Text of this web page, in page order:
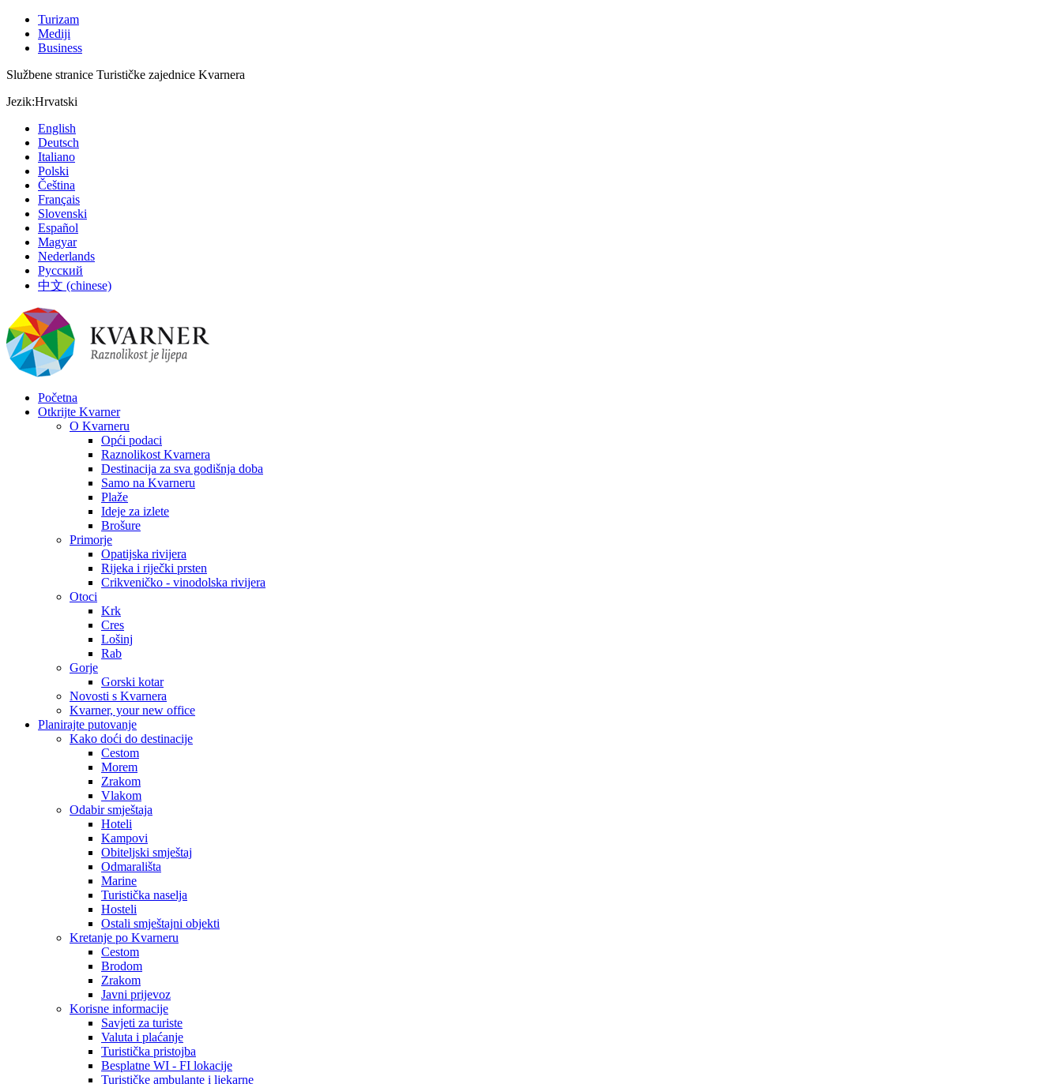
Turizam
Mediji
Business
Službene stranice Turističke zajednice Kvarnera
Jezik:Hrvatski
English
Deutsch
Italiano
Polski
Čeština
Français
Slovenski
Español
Magyar
Nederlands
Русский
中文 (chinese)
Početna
Otkrijte Kvarner
O Kvarneru
Opći podaci
Raznolikost Kvarnera
Destinacija za sva godišnja doba
Samo na Kvarneru
Plaže
Ideje za izlete
Brošure
Primorje
Opatijska rivijera
Rijeka i riječki prsten
Crikveničko - vinodolska rivijera
Otoci
Krk
Cres
Lošinj
Rab
Gorje
Gorski kotar
Novosti s Kvarnera
Kvarner, your new office
Planirajte putovanje
Kako doći do destinacije
Cestom
Morem
Zrakom
Vlakom
Odabir smještaja
Hoteli
Kampovi
Obiteljski smještaj
Odmarališta
Marine
Turistička naselja
Hosteli
Ostali smještajni objekti
Kretanje po Kvarneru
Cestom
Brodom
Zrakom
Javni prijevoz
Korisne informacije
Savjeti za turiste
Valuta i plaćanje
Turistička pristojba
Besplatne WI - FI lokacije
Turističke ambulante i ljekarne